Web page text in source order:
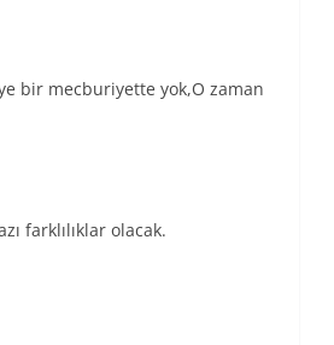
bir mecburiyette yok,O zaman
farklılıklar olacak.